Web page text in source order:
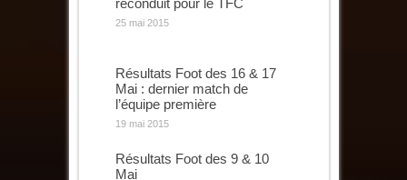
25 mai 2015
Résultats Foot des 16 & 17
Mai : dernier match de
l’équipe première
19 mai 2015
Résultats Foot des 9 & 10
Mai